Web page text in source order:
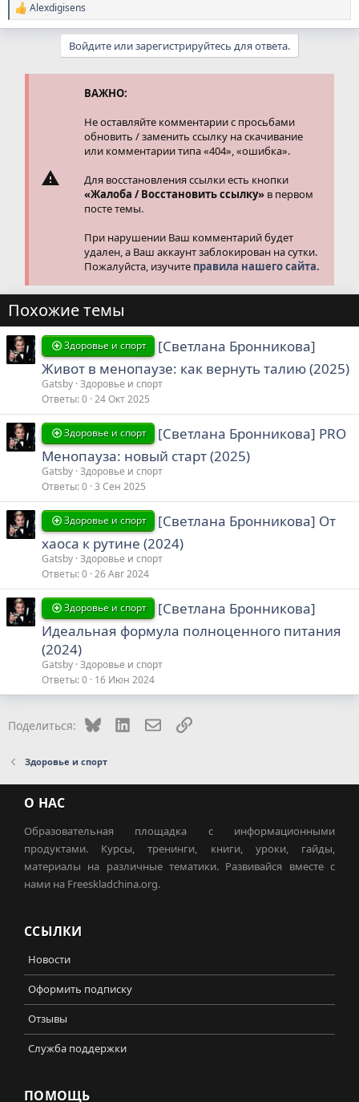
Р
е
Alexdigisens
Войдите или зарегистрируйтесь для ответа.
ВАЖНО:
Не оставляйте комментарии с просьбами
обновить / заменить ссылку на скачивание
или комментарии типа «404», «ошибка».
Для восстановления ссылки есть кнопки
«Жалоба / Восстановить ссылку» в первом
посте темы.
При нарушении Ваш комментарий будет
удален, а Ваш аккаунт заблокирован на сутки.
Пожалуйста, изучите правила нашего сайта.
Похожие темы
Здоровье и спорт
[Светлана Бронникова]
Живот в менопаузе: как вернуть талию (2025)
Gatsby Здоровье и спорт
Ответы 0 24 Окт 2025
Здоровье и спорт
[Светлана Бронникова] PRO
Менопауза: новый старт (2025)
Gatsby Здоровье и спорт
Ответы 0 3 Сен 2025
Здоровье и спорт
[Светлана Бронникова] От
хаоса к рутине (2024)
Gatsby Здоровье и спорт
Ответы 0 26 Авг 2024
Здоровье и спорт
[Светлана Бронникова]
Идеальная формула полноценного питания
(2024)
Gatsby Здоровье и спорт
Ответы 0 16 Июн 2024
Поделиться: Bluesky LinkedInЭлектронная почта
Ссылка
Здоровье и спорт
О НАС
Образовательная площадка с информационными
продуктами. Курсы, тренинги, книги, уроки, гайды,
материалы на различные тематики. Развивайся вместе с
нами на Freeskladchina.org.
ССЫЛКИ
Новости
Оформить подписку
Отзывы
Служба поддержки
ПОМОЩЬ